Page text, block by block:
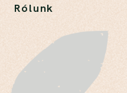
Rólunk